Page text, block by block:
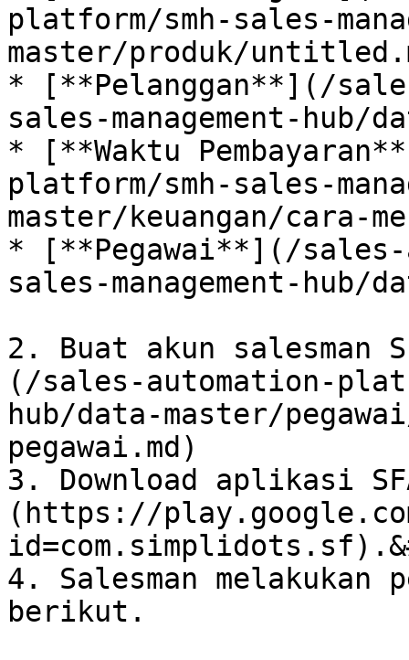
platform/smh-sales-
master/produk/
* [**Pelanggan**](/
sales-management-hub/
* [**Waktu
platform/smh-sales-
master/keuangan/cara-
* [**Pegawai**](/sales-
sales-management-hub/
2. Buat akun
(/sales-automation-
hub/data-master/
pegawai.md)
3. Download aplikasi
(https://
4. Salesman melakukan
berikut.